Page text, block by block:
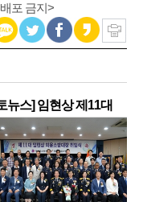
포 금지>
뉴스] 임현상 제11대